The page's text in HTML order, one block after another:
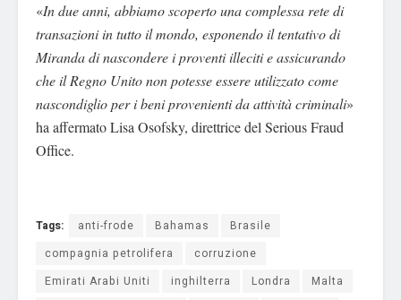
«In due anni, abbiamo scoperto una complessa rete di
transazioni in tutto il mondo, esponendo il tentativo di
Miranda di nascondere i proventi illeciti e assicurando
che il Regno Unito non potesse essere utilizzato come
nascondiglio per i beni provenienti da attività criminali»
ha affermato Lisa Osofsky, direttrice del Serious Fraud
Office.
Tags: anti-frode Bahamas
Brasile
compagnia petrolifera
corruzione
Emirati Arabi Uniti
inghilterra Londra
Malta